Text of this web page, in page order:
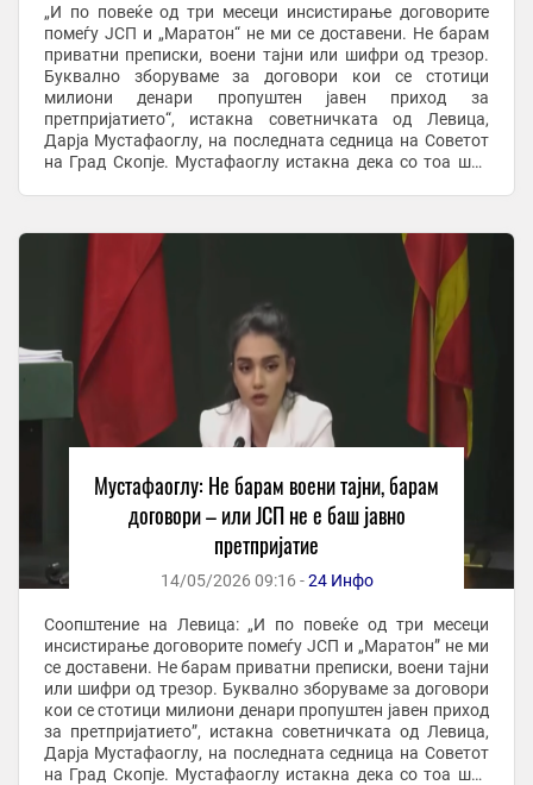
„И по повеќе од три месеци инсистирање договорите
помеѓу ЈСП и „Маратон“ не ми се доставени. Не барам
приватни преписки, воени тајни или шифри од трезор.
Буквално зборуваме за договори кои се стотици
милиони денари пропуштен јавен приход за
претпријатието“, истакна советничката од Левица,
Дарја Мустафаоглу, на последната седница на Советот
на Град Скопје. Мустафаоглу истакна дека со тоа што
Мустафаоглу: Не барам воени тајни, барам
договори – или ЈСП не е баш јавно
претпријатие
14/05/2026 09:16 -24 Инфо
Соопштение на Левица: „И по повеќе од три месеци
инсистирање договорите помеѓу ЈСП и „Маратон” не ми
се доставени. Не барам приватни преписки, воени тајни
или шифри од трезор. Буквално зборуваме за договори
кои се стотици милиони денари пропуштен јавен приход
за претпријатието”, истакна советничката од Левица,
Дарја Мустафаоглу, на последната седница на Советот
на Град Скопје. Мустафаоглу истакна дека со тоа што